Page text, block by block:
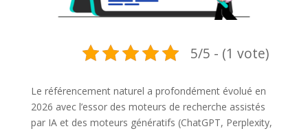
5/5 - (1 vote)
Le référencement naturel a profondément évolué en
2026 avec l’essor des moteurs de recherche assistés
par IA et des moteurs génératifs (ChatGPT, Perplexity,